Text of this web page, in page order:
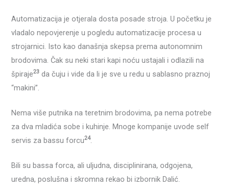
Automatizacija je otjerala dosta posade stroja. U početku je
vladalo nepovjerenje u pogledu automatizacije procesa u
strojarnici. Isto kao današnja skepsa prema autonomnim
brodovima. Čak su neki stari kapi noću ustajali i odlazili na
špiraje23 da čuju i vide da li je sve u redu u sablasno praznoj
“makini”.
Nema više putnika na teretnim brodovima, pa nema potrebe
za dva mladića sobe i kuhinje. Mnoge kompanije uvode self
servis za bassu forcu24.
Bili su bassa forca, ali uljudna, disciplinirana, odgojena,
uredna, poslušna i skromna rekao bi izbornik Dalić.